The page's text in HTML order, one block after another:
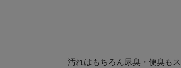
汚れはもちろん尿臭・便臭もス